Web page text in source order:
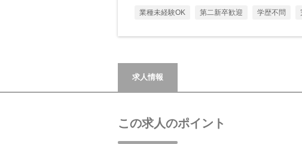
業種未経験OK 第二新卒歓迎 学歴不問
求人情報
この求人のポイント